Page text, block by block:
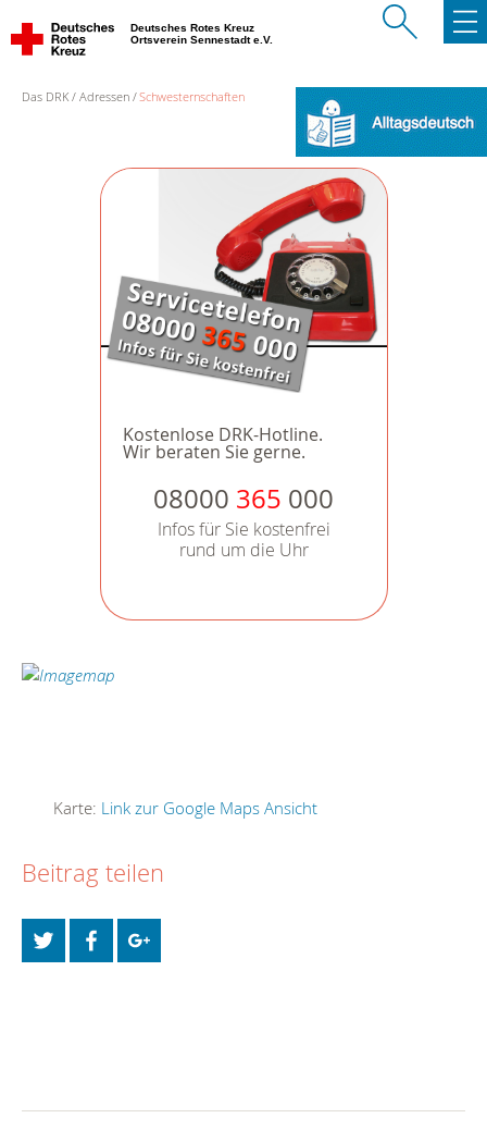
Deutsches Rotes Kreuz
Ortsverein Sennestadt e.V.
Das DRK Adressen Schwesternschaften
Kostenlose DRK-Hotline.
Wir beraten Sie gerne.
08000 365 000
Infos für Sie kostenfrei
rund um die Uhr
Karte: Link zur Google Maps Ansicht
Beitrag teilen